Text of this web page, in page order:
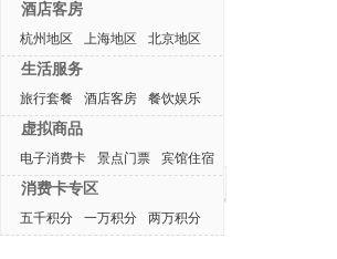
酒店客房
杭州地区 上海地区 北京地区
生活服务
旅行套餐 酒店客房 餐饮娱乐
虚拟商品
电子消费卡 景点门票 宾馆住宿
消费卡专区
五千积分 一万积分 两万积分
最近浏览产品